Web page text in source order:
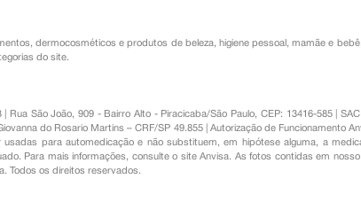
,dermocosméticos e produtos de beleza, higiene pessoal ,mamãe e bebê,
do site.
| Rua São João, 909 - Bairro Alto - Piracicaba/São Paulo, CEP: 13416-585 |
do Rosario Martins – CRF/SP 49.855 | Autorização de Funcionamento
para automedicação e não substituem, em hipótese alguma, a
Para mais informações, consulte o site Anvisa. As fotos contidas em
Todos os direitos reservados.